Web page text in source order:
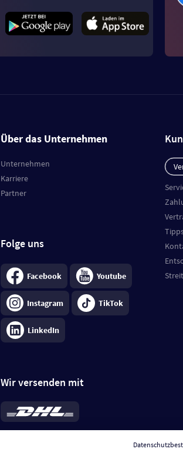
Über das Unternehmen
Unternehmen
Karriere
Partner
Folge uns
Facebook Youtube
Instagram TikTok
LinkedIn
Wir versenden mit
*Standard 6,95 €; bei Kühlware zzgl. 0,99 €
je Bestellung, insgesamt 7,94 €. Lieferzeit3-